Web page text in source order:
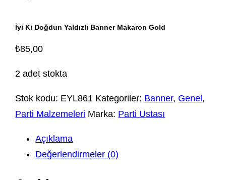
İyi Ki Doğdun Yaldızlı Banner Makaron Gold
₺85,00
2 adet stokta
Stok kodu: EYL861 Kategoriler: Banner, Genel ,
Parti Malzemeleri Marka: Parti Ustası
Açıklama
Değerlendirmeler (0)